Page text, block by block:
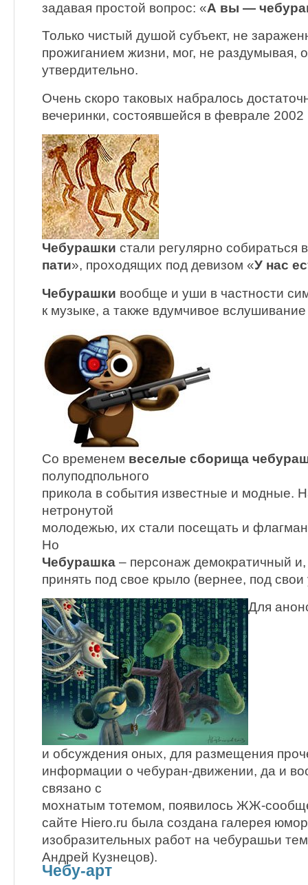
задавая простой вопрос: «А вы —
Только чистый душой субъект, не
прожиганием жизни, мог, не раздумывая,
утвердительно.
Очень скоро таковых набралось
вечеринки, состоявшейся в феврале 2002
Чебурашки стали регулярно собираться
пати», проходящих под девизом «У нас
Чебурашки вообще и уши в частности
к музыке, а также вдумчивое
Со временем веселые сборища
полуподпольного
прикола в события известные и модные.
нетронутой
молодежью, их стали посещать и
Но
Чебурашка – персонаж демократичный и,
принять под свое крыло (вернее, под
Для
и обсуждения оных, для размещения
информации о чебуран-движении, да и
связано с
мохнатым тотемом, появилось ЖЖ-
сайте Hiero.ru была создана галерея
изобразительных работ на чебурашьи
Андрей Кузнецов).
Чебу-арт